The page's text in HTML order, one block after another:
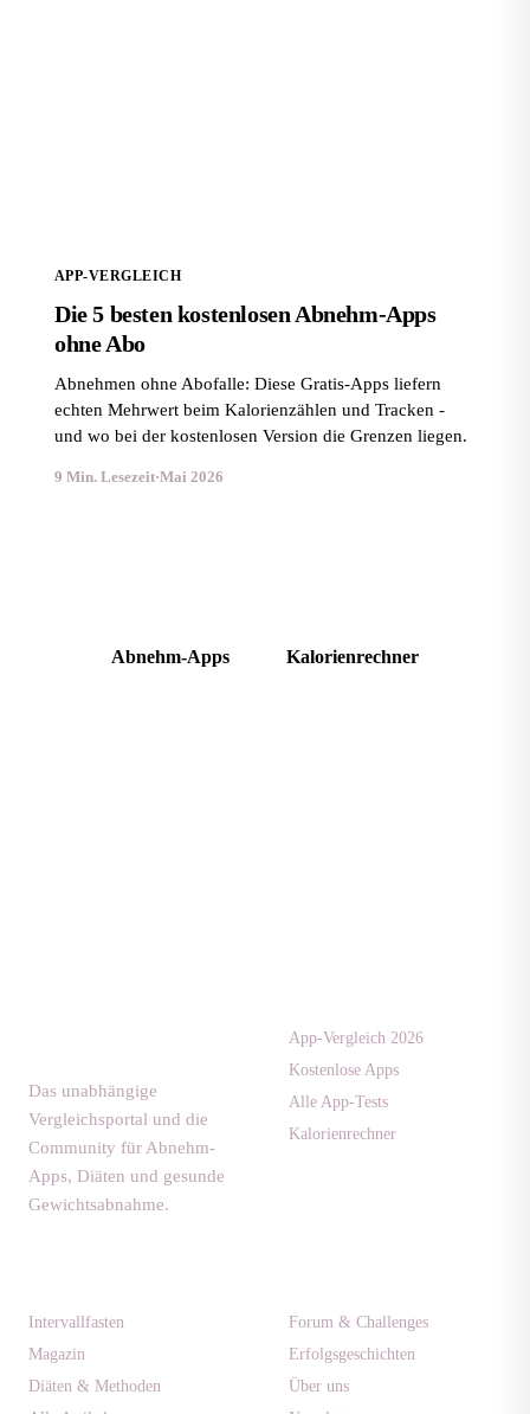
APP-VERGLEICH
Die 5 besten kostenlosen Abnehm-Apps
ohne Abo
Abnehmen ohne Abofalle: Diese Gratis-Apps liefern
echten Mehrwert beim Kalorienzählen und Tracken -
und wo bei der kostenlosen Version die Grenzen liegen.
9 Min. Lesezeit·Mai 2026
Abnehm-Apps Kalorienrechner
Das unabhängige
Vergleichsportal und die
Community für Abnehm-
Apps, Diäten und gesunde
Gewichtsabnahme.
App-Vergleich 2026
Kostenlose Apps
Alle App-Tests
Kalorienrechner
Intervallfasten
Magazin
Diäten & Methoden
Forum & Challenges
Erfolgsgeschichten
Über uns